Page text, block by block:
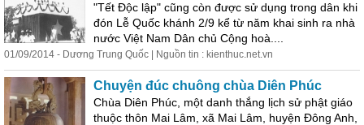
"Tết Độc lập" cũng còn được sử dụng trong dân khi
đón Lễ Quốc khánh 2/9 kể từ năm khai sinh ra nhà
nước Việt Nam Dân chủ Cộng hoà....
01/09/2014 - Dương Trung Quốc | Nguồn tin : kienthuc.net.vn
Chuyện đúc chuông chùa Diên Phúc
Chùa Diên Phúc, một danh thắng lịch sử phật giáo
thuộc thôn Mai Lâm, xã Mai Lâm, huyện Đông Anh,